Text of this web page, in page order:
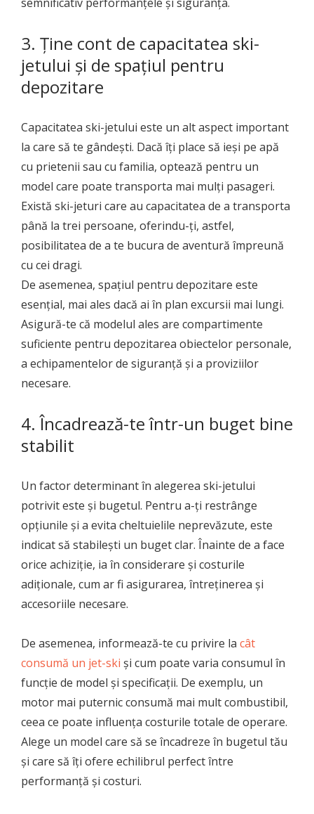
3. Ține cont de capacitatea ski-
jetului și de spațiul pentru
depozitare
Capacitatea ski-jetului este un alt aspect important
la care să te gândești. Dacă îți place să ieși pe apă
cu prietenii sau cu familia, optează pentru un
model care poate transporta mai mulți pasageri.
Există ski-jeturi care au capacitatea de a transporta
până la trei persoane, oferindu-ți, astfel,
posibilitatea de a te bucura de aventură împreună
cu cei dragi.
De asemenea, spațiul pentru depozitare este
esențial, mai ales dacă ai în plan excursii mai lungi.
Asigură-te că modelul ales are compartimente
suficiente pentru depozitarea obiectelor personale,
a echipamentelor de siguranță și a proviziilor
necesare.
4. Încadrează-te într-un buget bine
stabilit
Un factor determinant în alegerea ski-jetului
potrivit este și bugetul. Pentru a-ți restrânge
opțiunile și a evita cheltuielile neprevăzute, este
indicat să stabilești un buget clar. Înainte de a face
orice achiziție, ia în considerare și costurile
adiționale, cum ar fi asigurarea, întreținerea și
accesoriile necesare.
De asemenea, informează-te cu privire la cât
consumă un jet-ski și cum poate varia consumul în
funcție de model și specificații. De exemplu, un
motor mai puternic consumă mai mult combustibil,
ceea ce poate influența costurile totale de operare.
Alege un model care să se încadreze în bugetul tău
și care să îți ofere echilibrul perfect între
performanță și costuri.